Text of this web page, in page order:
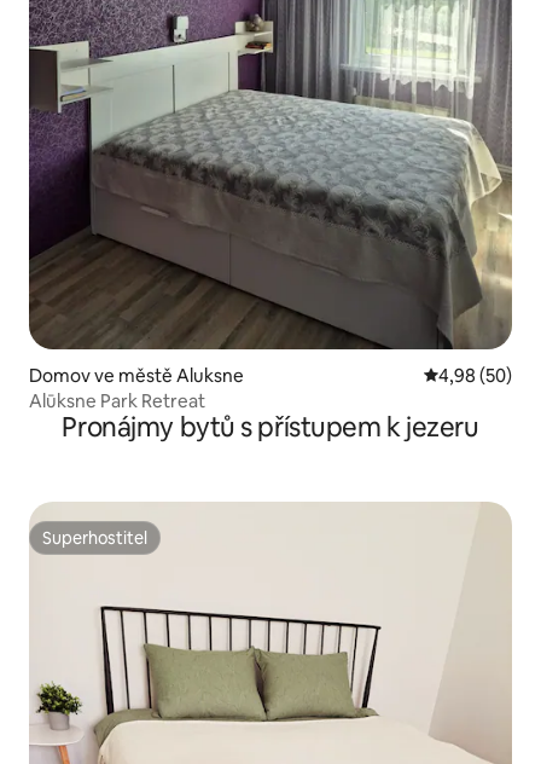
Domov ve městě Aluksne Průměrné
4,98 (50)
Alūksne Park Retreat
Pronájmy bytů s přístupem k jezeru
Superhostitel
Superhostitel